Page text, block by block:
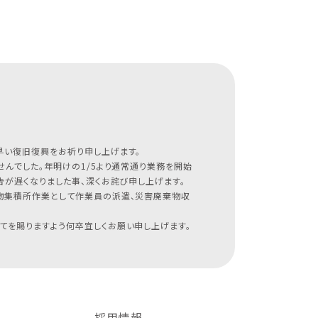
復旧復興をお祈り申し上げます。
んでした。年明けの1/5より通常通り業務を開始
くなりました事、深くお詫び申し上げます。
積所作業として作業員の派遣、災害廃棄物収
賜りますよう何卒宜しくお願い申し上げます。